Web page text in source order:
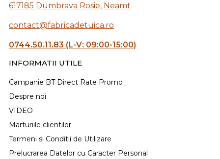
617185 Dumbrava Rosie, Neamt
contact@fabricadetuica.ro
0744.50.11.83 (L-V: 09:00-15:00)
INFORMATII UTILE
Campanie BT Direct Rate Promo
Despre noi
VIDEO
Marturiile clientilor
Termeni si Conditii de Utilizare
Prelucrarea Datelor cu Caracter Personal